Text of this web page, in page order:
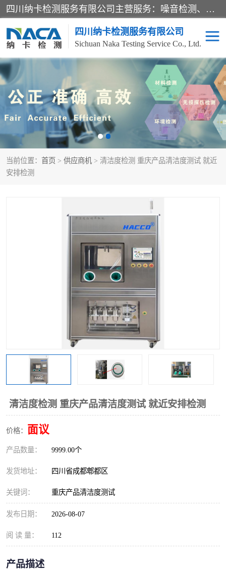
四川纳卡检测服务有限公司主营服务：噪音检测、灯光检测、防护网检测、磁性检测、无损检测、燃烧等级检测；本着严谨、规范的态度严格执行国家现行标准、规范及规程，奉行“科学公正、准确、持续改进、诚信服务”的企业价值和“科学、信誉、服务”的企业宗旨，竭诚为广大客户服务。
四川纳卡检测服务有限公司
Sichuan Naka Testing Service Co., Ltd.
当前位置： 首页 > 供应商机 > 清洁度检测 重庆产品清洁度测试 就近
安排检测
清洁度检测 重庆产品清洁度测试 就近安排检测
价格： 面议
产品数量： 9999.00个
发货地址： 四川省成都郫都区
关键词： 重庆产品清洁度测试
发布日期： 2026-08-07
阅 读 量： 112
产品描述
噪音检测 灯光检测
防护网检测 磁性检测
无损检测 燃烧等级检测
可靠性检测 产品检测